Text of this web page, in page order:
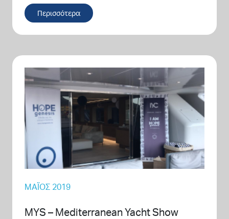
Περισσότερα
ΜΆΙΟΣ 2019
MYS – Mediterranean Yacht Show